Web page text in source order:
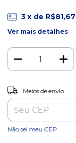
3 x de R$81,67
Ver mais detalhes
Entregas para o CEP:
Meios de envio
Não sei meu CEP